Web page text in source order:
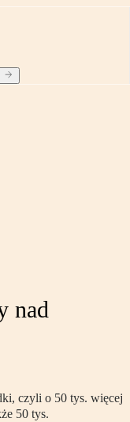
nad
czyli o 50 tys. więcej
50 tys.